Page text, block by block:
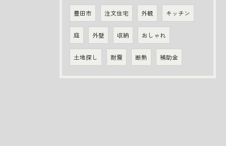
豊田市 注文住宅 外観 キッチン
庭 外壁 収納 おしゃれ
土地探し 耐震 断熱 補助金